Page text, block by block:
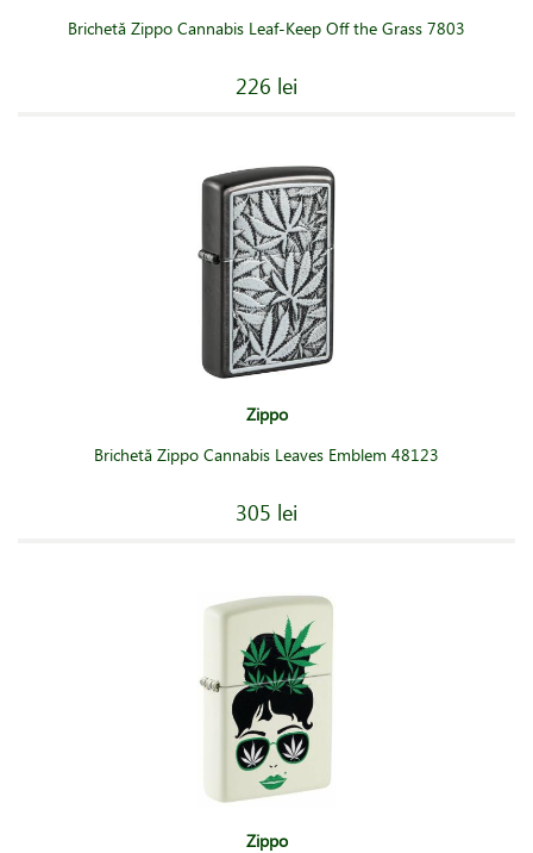
Brichetă Zippo Cannabis Leaf-Keep Off the Grass 7803
226 lei
Zippo
Brichetă Zippo Cannabis Leaves Emblem 48123
305 lei
Zippo